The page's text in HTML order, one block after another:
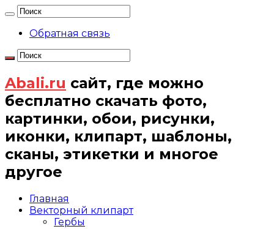
Обратная связь
Abali.ru сайт, где можно
бесплатно скачать фото,
картинки, обои, рисунки,
иконки, клипарт, шаблоны,
сканы, этикетки и многое
другое
Главная
Векторный клипарт
Гербы